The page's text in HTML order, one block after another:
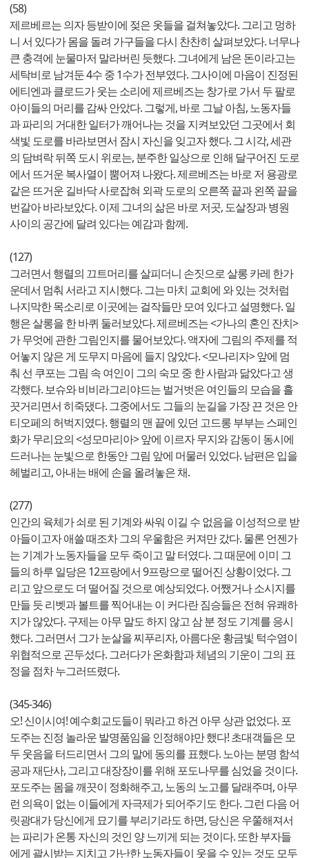
(58)
제르베르는 의자 등받이에 젖은 옷들을 걸쳐놓았다. 그리고 멍하
니 서 있다가 몸을 돌려 가구들을 다시 찬찬히 살펴보았다. 너무나
큰 충격에 눈물마저 말라버린 듯했다. 그녀에게 남은 돈이라고는
세탁비로 남겨둔 4수 중 1수가 전부였다. 그사이에 마음이 진정된
에티엔과 클로드가 웃는 소리에 제르베즈는 창가로 가서 두 팔로
아이들의 머리를 감싸 안았다. 그렇게, 바로 그날 아침, 노동자들
과 파리의 거대한 일터가 깨어나는 것을 지켜보았던 그곳에서 회
색빛 도로를 바라보면서 잠시 자신을 잊고자 했다. 그 시각, 세관
의 담벼락 뒤쪽 도시 위로는, 분주한 일상으로 인해 달구어진 도로
에서 뜨거운 복사열이 뿜어져 나왔다. 제르베즈는 바로 저 용광로
같은 뜨거운 길바닥 사로잡혀 외곽 도로의 오른쪽 끝과 왼쪽 끝을
번갈아 바라보았다. 이제 그녀의 삶은 바로 저곳, 도살장과 병원
사이의 공간에 달려 있다는 예감과 함께.
(127)
그러면서 행렬의 끄트머리를 살피더니 손짓으로 살롱 카레 한가
운데서 멈춰 서라고 지시했다. 그는 마치 교회에 와 있는 것처럼
나지막한 목소리로 이곳에는 걸작들만 모여 있다고 설명했다. 일
행은 살롱을 한 바퀴 둘러보았다. 제르베즈는 <가나의 혼인 잔치>
가 무엇에 관한 그림인지를 물어보았다. 액자에 그림의 주제를 적
어놓지 않은 게 도무지 마음에 들지 않았다. <모나리자> 앞에 멈
춰 선 쿠포는 그림 속 여인이 그의 숙모 중 한 사람과 닮았다고 생
각했다. 보슈와 비비라그리야드는 벌거벗은 여인들의 모습을 흘
끗거리면서 히죽댔다. 그중에서도 그들의 눈길을 가장 끈 것은 안
티오페의 허벅지였다. 행렬의 맨 끝에 있던 고드롱 부부는 스페인
화가 무리요의 <성모마리아> 앞에 이르자 무지와 감동이 동시에
드러나는 눈빛으로 한동안 그림 앞에 머물러 있었다. 남편은 입을
헤벌리고, 아내는 배에 손을 올려놓은 채.
(277)
인간의 육체가 쇠로 된 기계와 싸워 이길 수 없음을 이성적으로 받
아들이고자 애쓸 때조차 그의 우울함은 커져만 갔다. 물론 언젠가
는 기계가 노동자들을 모두 죽이고 말 터였다. 그 때문에 이미 그
들의 하루 일당은 12프랑에서 9프랑으로 떨어진 상황이었다. 그
리고 앞으로도 더 떨어질 것으로 예상되었다. 어쨌거나 소시지를
만들 듯 리벳과 볼트를 찍어내는 이 커다란 짐승들은 전혀 유쾌하
지가 않았다. 구제는 아무 말도 하지 않고 삼 분 정도 기계를 응시
했다. 그러면서 그가 눈살을 찌푸리자, 아름다운 황금빛 턱수염이
위협적으로 곤두섰다. 그러다가 온화함과 체념의 기운이 그의 표
정을 점차 누그러뜨렸다.
(345-346)
오! 신이시여! 예수회교도들이 뭐라고 하건 아무 상관 없었다. 포
도주는 진정 놀라운 발명품임을 인정해야만 했다! 초대객들은 모
두 웃음을 터드리면서 그의 말에 동의를 표했다. 노아는 분명 함석
공과 재단사, 그리고 대장장이를 위해 포도나무를 심었을 것이다.
포도주는 몸을 깨끗이 정화해주고, 노동의 노고를 달래주며, 아무
런 의욕이 없는 이들에게 자극제가 되어주기도 한다. 그런 다음 어
릿광대가 당신에게 묘기를 부리기라도 하면, 당신은 우쭐해져서
는 파리가 온통 자신의 것인 양 느끼게 되는 것이다. 또한 부자들
에게 괄시받는 지치고 가난한 노동자들이 웃을 수 있는 것도 모두